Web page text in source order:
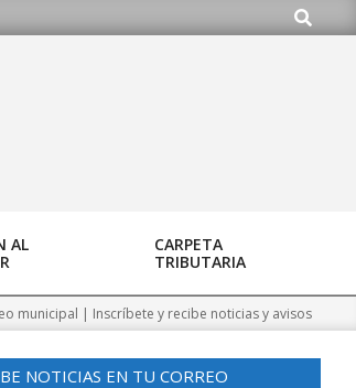
Buscar
AL
CARPETA
TRIBUTARIA
municipal | Inscríbete y recibe noticias y avisos
NOTICIAS EN TU CORREO